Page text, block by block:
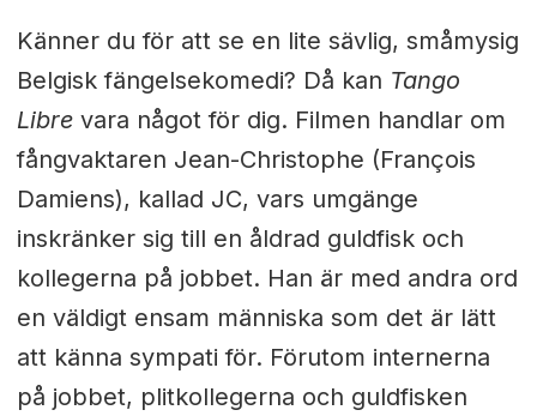
Känner du för att se en lite sävlig, småmysig
Belgisk fängelsekomedi? Då kan Tango
Librevara något för dig. Filmen handlar om
fångvaktaren Jean-Christophe (François
Damiens), kallad JC, vars umgänge
inskränker sig till en åldrad guldfisk och
kollegerna på jobbet. Han är med andra ord
en väldigt ensam människa som det är lätt
att känna sympati för. Förutom internerna
på jobbet, plitkollegerna och guldfisken